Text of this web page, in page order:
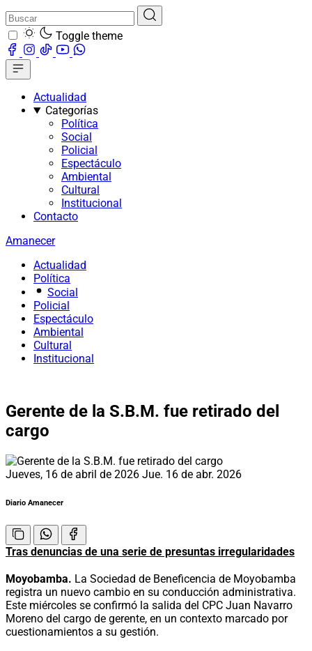
Toggle theme
Actualidad
Categorías
Política
Social
Policial
Espectáculo
Ambiental
Cultural
Institucional
Contacto
Amanecer
Actualidad
Política
Social
Policial
Espectáculo
Ambiental
Cultural
Institucional
Gerente de la S.B.M. fue retirado del
cargo
Jueves, 16 de abril de 2026 Jue. 16 de abr. 2026
Diario Amanecer
Tras denuncias de una serie de presuntas irregularidades
Moyobamba. La Sociedad de Beneficencia de Moyobamba
registra un nuevo cambio en su conducción administrativa.
Este miércoles se confirmó la salida del CPC Juan Navarro
Moreno del cargo de gerente, en un contexto marcado por
cuestionamientos a su gestión.